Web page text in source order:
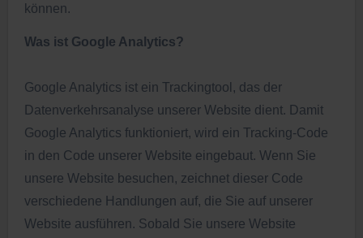
können.
Was ist Google Analytics?
Google Analytics ist ein Trackingtool, das der
Datenverkehrsanalyse unserer Website dient. Damit
Google Analytics funktioniert, wird ein Tracking-Code
in den Code unserer Website eingebaut. Wenn Sie
unsere Website besuchen, zeichnet dieser Code
verschiedene Handlungen auf, die Sie auf unserer
Website ausführen. Sobald Sie unsere Website